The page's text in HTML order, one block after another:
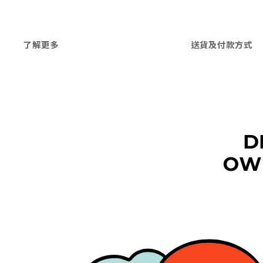
了解更多 送貨及付款方式